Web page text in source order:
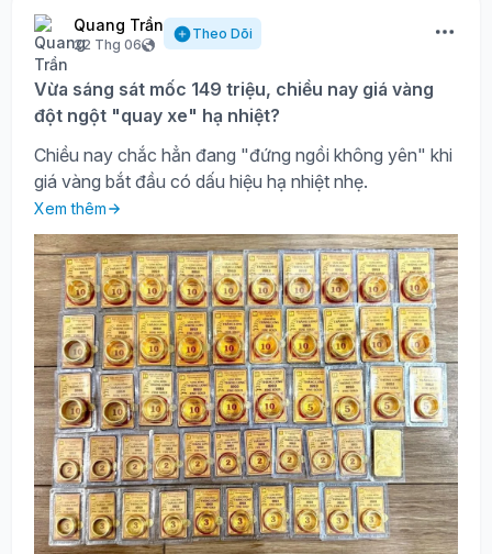
Quang Trần
22 Thg 06
Theo Dõi
Vừa sáng sát mốc 149 triệu, chiều nay giá vàng
đột ngột "quay xe" hạ nhiệt?
Chiều nay chắc hẳn đang "đứng ngồi không yên" khi
giá vàng bắt đầu có dấu hiệu hạ nhiệt nhẹ.
Xem thêm